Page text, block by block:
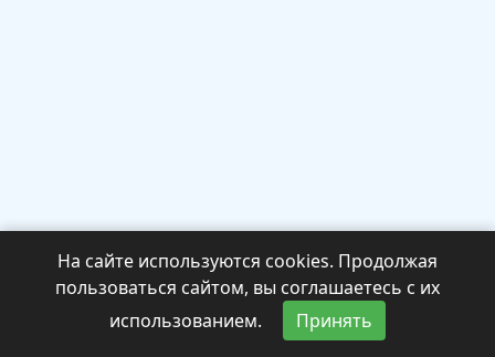
На сайте используются cookies. Продолжая
пользоваться сайтом, вы соглашаетесь с их
использованием.
Принять